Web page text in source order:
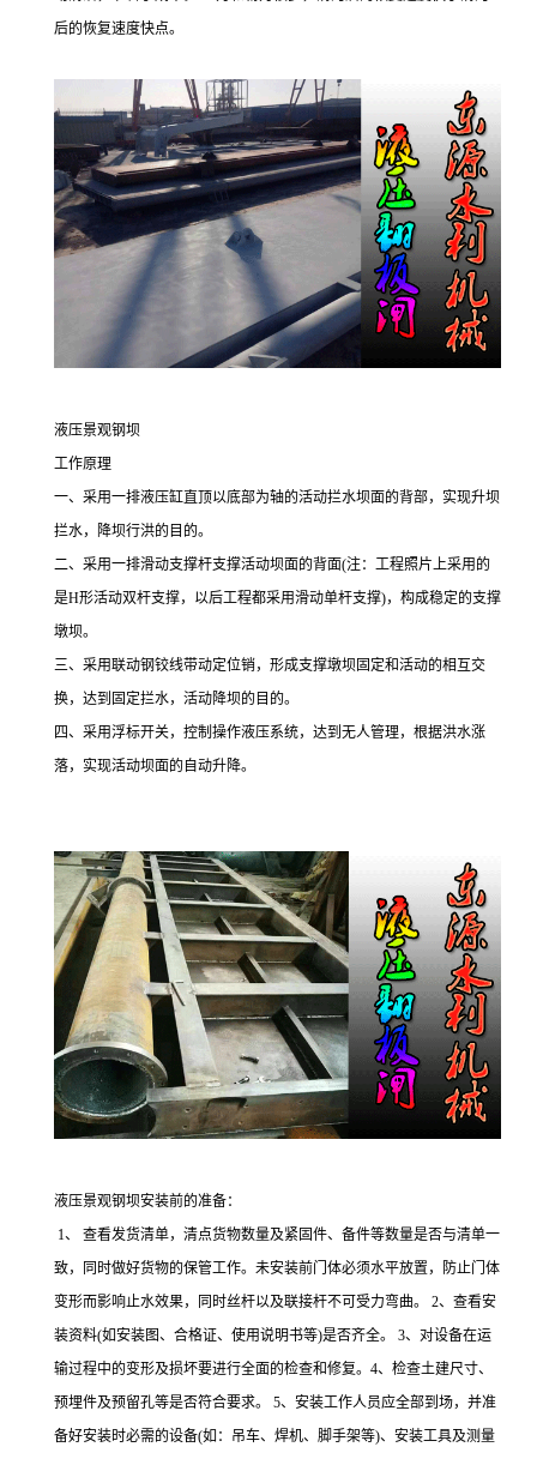
后的恢复速度快点。
液压景观钢坝
工作原理
一、采用一排液压缸直顶以底部为轴的活动拦水坝面的背部，实现升坝
拦水，降坝行洪的目的。
二、采用一排滑动支撑杆支撑活动坝面的背面(注：工程照片上采用的
是H形活动双杆支撑，以后工程都采用滑动单杆支撑)，构成稳定的支撑
墩坝。
三、采用联动钢铰线带动定位销，形成支撑墩坝固定和活动的相互交
换，达到固定拦水，活动降坝的目的。
四、采用浮标开关，控制操作液压系统，达到无人管理，根据洪水涨
落，实现活动坝面的自动升降。
液压景观钢坝安装前的准备：
1、 查看发货清单，清点货物数量及紧固件、备件等数量是否与清单一
致，同时做好货物的保管工作。未安装前门体必须水平放置，防止门体
变形而影响止水效果，同时丝杆以及联接杆不可受力弯曲。 2、查看安
装资料(如安装图、合格证、使用说明书等)是否齐全。 3、对设备在运
输过程中的变形及损坏要进行全面的检查和修复。4、检查土建尺寸、
预埋件及预留孔等是否符合要求。 5、安装工作人员应全部到场，并准
备好安装时必需的设备(如：吊车、焊机、脚手架等)、安装工具及测量